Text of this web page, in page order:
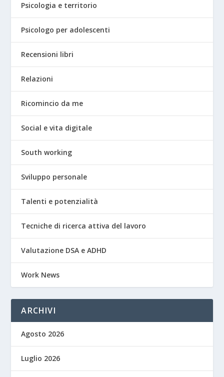
Psicologia e territorio
Psicologo per adolescenti
Recensioni libri
Relazioni
Ricomincio da me
Social e vita digitale
South working
Sviluppo personale
Talenti e potenzialità
Tecniche di ricerca attiva del lavoro
Valutazione DSA e ADHD
Work News
ARCHIVI
Agosto 2026
Luglio 2026